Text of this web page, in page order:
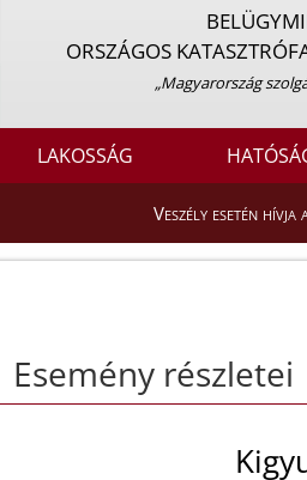
ORSZÁGOS
„Magyarország
LAKOSSÁG
Veszély esetén
Esemény részletei